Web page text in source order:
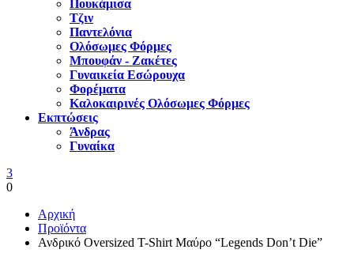
Πουκάμισα
Τζιν
Παντελόνια
Ολόσωμες Φόρμες
Μπουφάν - Ζακέτες
Γυναικεία Εσώρουχα
Φορέματα
Καλοκαιρινές Ολόσωμες Φόρμες
Εκπτώσεις
Άνδρας
Γυναίκα
3
0
Αρχική
Προϊόντα
Ανδρικό Oversized T-Shirt Μαύρο “Legends Don’t Die”